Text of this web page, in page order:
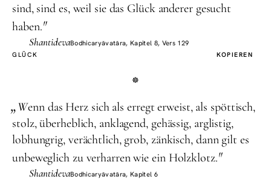
sind, sind es, weil sie das Glück anderer gesucht
haben."
ShantidevaBodhicaryāvatāra, Kapitel 8, Vers 129
GLÜCK
KOPIEREN
„Wenn das Herz sich als erregt erweist, als spöttisch,
stolz, überheblich, anklagend, gehässig, arglistig,
lobhungrig, verächtlich, grob, zänkisch, dann gilt es
unbeweglich zu verharren wie ein Holzklotz."
ShantidevaBodhicaryāvatāra, Kapitel 6